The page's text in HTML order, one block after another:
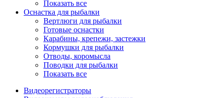
Показать все
Оснастка для рыбалки
Вертлюги для рыбалки
Готовые оснастки
Карабины, крепежи, застежки
Кормушки для рыбалки
Отводы, коромысла
Поводки для рыбалки
Показать все
Видеорегистраторы